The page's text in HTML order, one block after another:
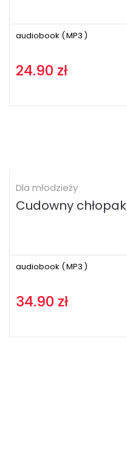
audiobook (MP3 )
24.90 zł
Dla młodzieży
Cudowny chłopak
audiobook (MP3 )
34.90 zł